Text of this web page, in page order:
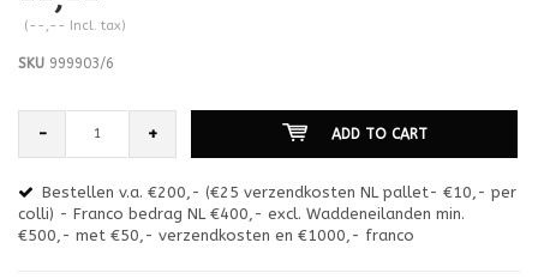
(--,-- Incl. tax)
SKU 999903/6
- + ADD TO CART
Bestellen v.a. €200,- (€25 verzendkosten NL pallet- €10,- per
colli) - Franco bedrag NL €400,- excl. Waddeneilanden min.
€500,- met €50,- verzendkosten en €1000,- franco